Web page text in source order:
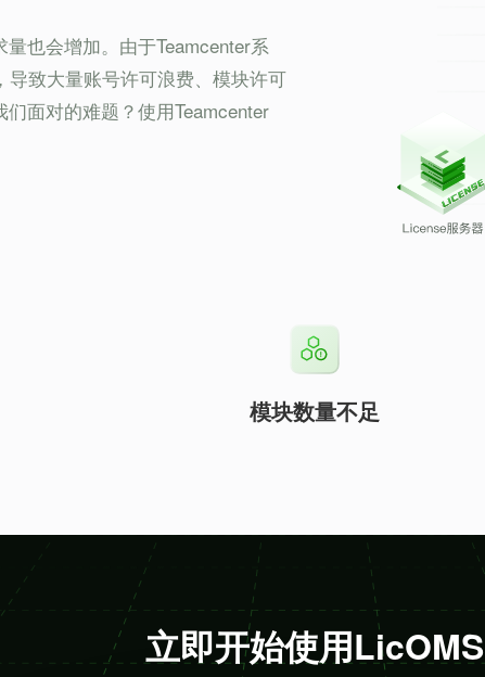
也会增加。由于Teamcenter系
致大量账号许可浪费、模块许可
面对的难题？使用Teamcenter
模块数量不足
立即开始使用LicOMS